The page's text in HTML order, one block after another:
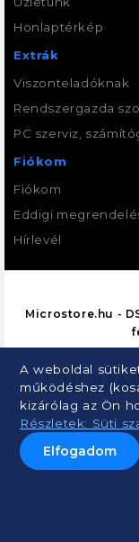
Honlaptérkép
Extrák
Viszonteladóknak
Rendszergazda
PC szerviz,
Fiókom
Fiókom
Eddigi
Hírlevél
A weboldal
működéshez
kizárólag az Ön
Részletek: Süti
Elfogadom
Microstore.hu -